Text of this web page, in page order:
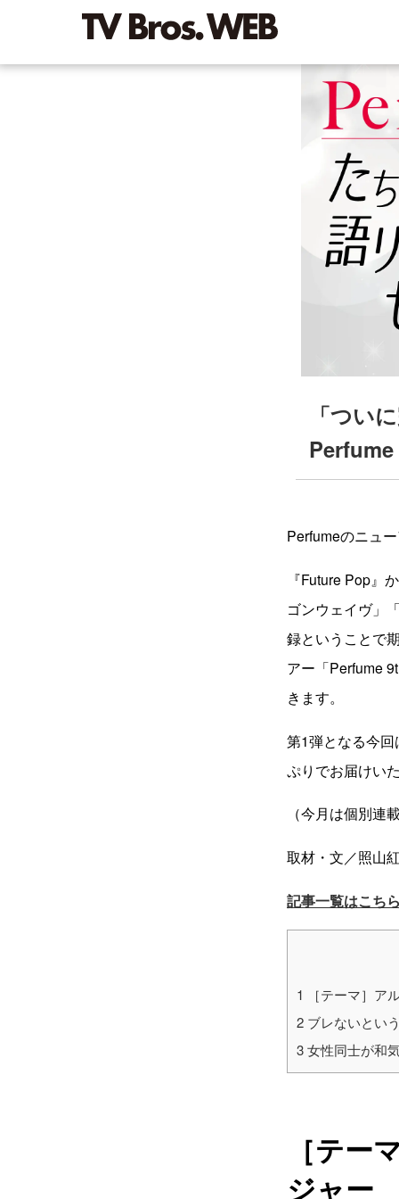
「つい
Perfumeのニュ
『Future Pop』
ゴンウェイヴ」
録ということで
アー「Perfume
きます。
第1弾となる今
ぷりでお届けい
（今月は個別連
取材・文／照山
記事一覧はこち
1 ［テーマ］ア
2 ブレないとい
3女性同士が和
［テ
ジャー